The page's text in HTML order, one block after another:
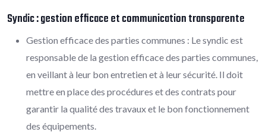
Syndic : gestion efficace et communication transparente
Gestion efficace des parties communes : Le syndic est
responsable de la gestion efficace des parties communes,
en veillant à leur bon entretien et à leur sécurité. Il doit
mettre en place des procédures et des contrats pour
garantir la qualité des travaux et le bon fonctionnement
des équipements.